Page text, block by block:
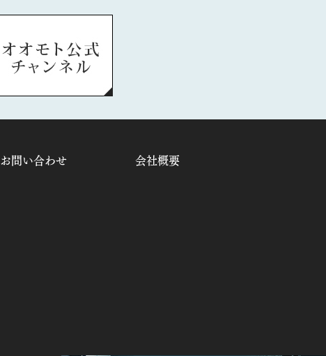
お問い合わせ 会社概要